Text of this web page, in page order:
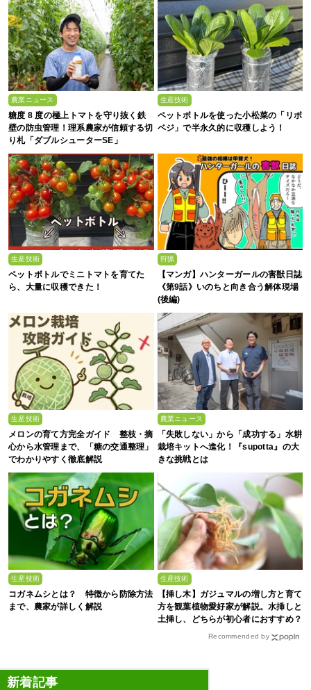
農業ニュース
糖度 8 度の極上トマトを守り抜く鉄
壁の防虫管理！理系農家が信頼する切
り札「ダブルシューターSE」
生産技術
ペットボトルを使った小松菜の「リボ
ベジ」で半永久的に収穫しよう！
生産技術
ペットボトルでミニトマトを育てた
ら、大量に収穫できた！
狩猟
【マンガ】ハンターガールの害獣日誌
《第9話》いのちと向き合う解体現場
(後編)
生産技術
メロンの育て方完全ガイド 整枝・摘
心から水管理まで、「糖の交通整理」
でわかりやすく徹底解説
農業ニュース
「失敗しない」から「成功する」水耕
栽培キットへ進化！『supotta』の大
きな挑戦とは
生産技術
コガネムシとは？ 特徴から防除方法
まで、農家が詳しく解説
生産技術
【挿し木】ガジュマルの増し方と育て
方を観葉植物愛好家が解説。水挿しと
土挿し、どちらが初心者におすすめ？
Recommended by
新着記事